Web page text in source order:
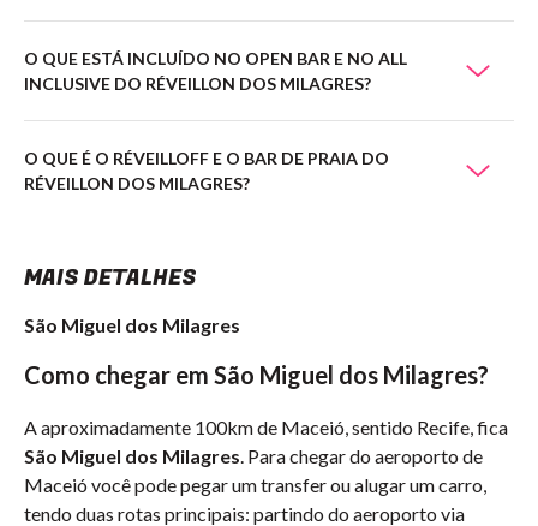
O QUE ESTÁ INCLUÍDO NO OPEN BAR E NO ALL
INCLUSIVE DO RÉVEILLON DOS MILAGRES?
O QUE É O RÉVEILLOFF E O BAR DE PRAIA DO
RÉVEILLON DOS MILAGRES?
MAIS DETALHES
São Miguel dos Milagres
Como chegar em São Miguel dos Milagres?
A aproximadamente 100km de Maceió, sentido Recife, fica
São Miguel dos Milagres . Para chegar do aeroporto de
Maceió você pode pegar um transfer ou alugar um carro,
tendo duas rotas principais: partindo do aeroporto via